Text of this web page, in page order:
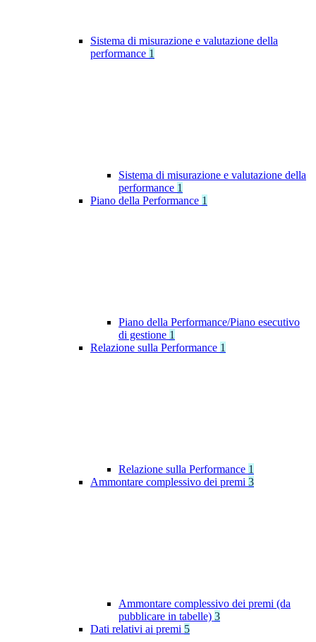
Sistema di misurazione e valutazione della
performance 1
Sistema di misurazione e valutazione della
performance 1
Piano della Performance 1
Piano della Performance/Piano esecutivo
di gestione 1
Relazione sulla Performance 1
Relazione sulla Performance 1
Ammontare complessivo dei premi 3
Ammontare complessivo dei premi (da
pubblicare in tabelle) 3
Dati relativi ai premi 5